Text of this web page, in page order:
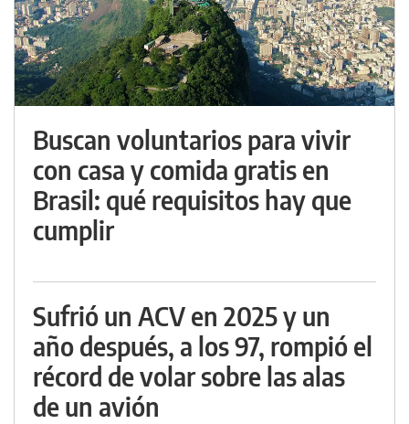
Buscan voluntarios para vivir
con casa y comida gratis en
Brasil: qué requisitos hay que
cumplir
Sufrió un ACV en 2025 y un
año después, a los 97, rompió el
récord de volar sobre las alas
de un avión